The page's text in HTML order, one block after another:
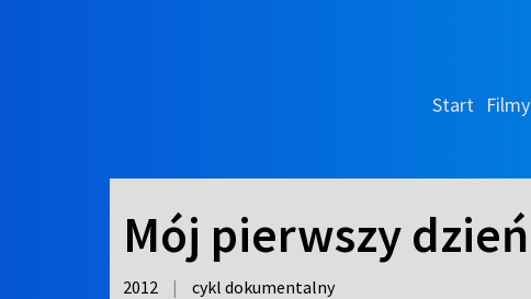
Start Filmy
Mój pierwszy dzień
2012 | cykl dokumentalny